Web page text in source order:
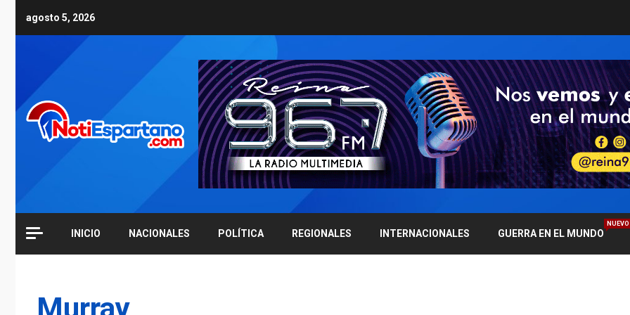
agosto 5, 2026
INICIO NACIONALES POLÍTICA REGIONALES INTERNACIONALES GUERRA EN EL MUNDO
NUEVO